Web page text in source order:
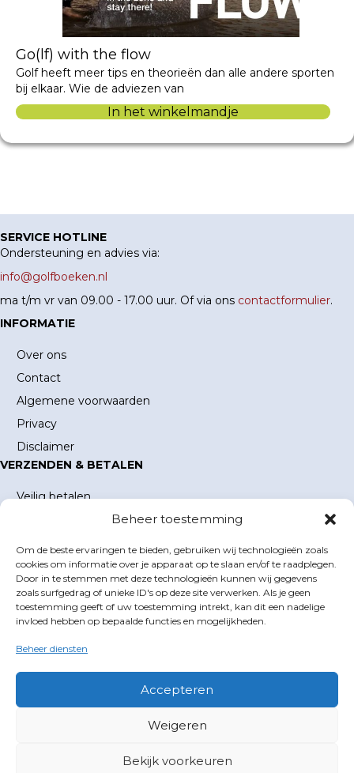
Beheer toestemming
Om de beste ervaringen te bieden, gebruiken wij technologieën zoals
cookies om informatie over je apparaat op te slaan en/of te raadplegen.
Door in te stemmen met deze technologieën kunnen wij gegevens
zoals surfgedrag of unieke ID's op deze site verwerken. Als je geen
toestemming geeft of uw toestemming intrekt, kan dit een nadelige
invloed hebben op bepaalde functies en mogelijkheden.
Beheer diensten
Accepteren
Weigeren
Bekijk voorkeuren
Go(lf) with the flow
Golf heeft meer tips en theorieën dan alle andere sporten
bij elkaar. Wie de adviezen van
In het winkelmandje
SERVICE HOTLINE
Ondersteuning en advies via:
info@golfboeken.nl
ma t/m vr van 09.00 - 17.00 uur. Of via ons contactformulier.
INFORMATIE
Over ons
Contact
Algemene voorwaarden
Privacy
Disclaimer
VERZENDEN & BETALEN
Veilig betalen
Verzending en verzendkosten
MIJN ACCOUNT
Mijn account
Winkelwagen
GOLFBOEKEN.NL
E-mail
Volg ons
©2026 Golfboeken | Gebouwd metWP All-in